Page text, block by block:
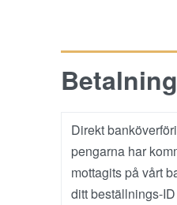
Betalning
Direkt
pengarna har
mottagits på vårt
ditt beställnings-